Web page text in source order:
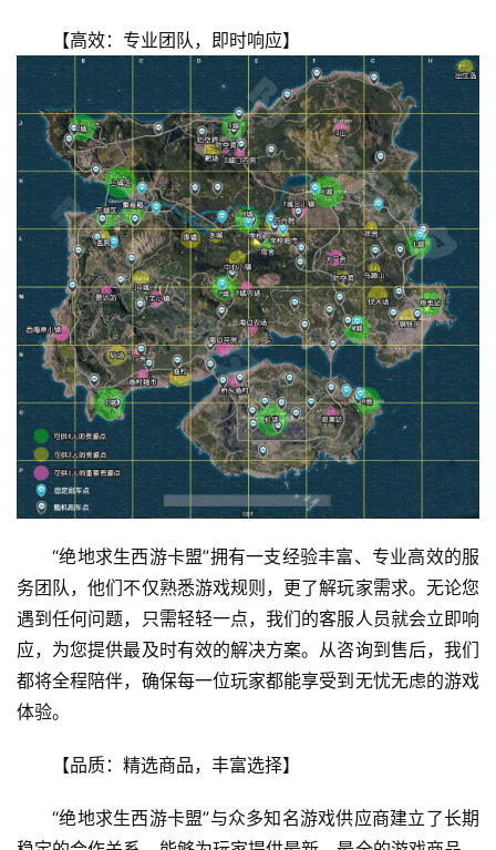
【高效：专业团队，即时响应】
“绝地求生西游卡盟”拥有一支经验丰富、专业高效的服
务团队，他们不仅熟悉游戏规则，更了解玩家需求。无论您
遇到任何问题，只需轻轻一点，我们的客服人员就会立即响
应，为您提供最及时有效的解决方案。从咨询到售后，我们
都将全程陪伴，确保每一位玩家都能享受到无忧无虑的游戏
体验。
【品质：精选商品，丰富选择】
“绝地求生西游卡盟”与众多知名游戏供应商建立了长期